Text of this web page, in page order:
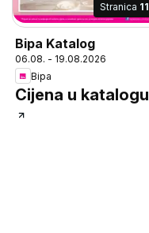
Stranica 11
Bipa Katalog
06.08. - 19.08.2026
Bipa
Cijena u katalogu